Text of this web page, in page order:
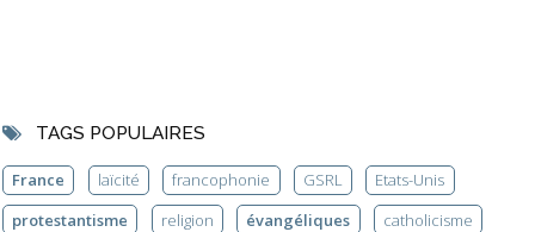
TAGS POPULAIRES
France laïcité francophonie GSRL
Etats-Unis
protestantisme
religion évangéliques
catholicisme